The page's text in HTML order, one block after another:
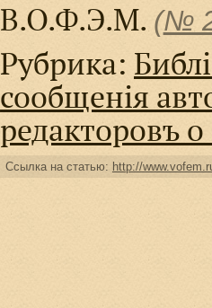
В.О.Ф.Э.М. (№
Рубрика:
сообщенiя
редакторовъ
Ссылка на статью: http://